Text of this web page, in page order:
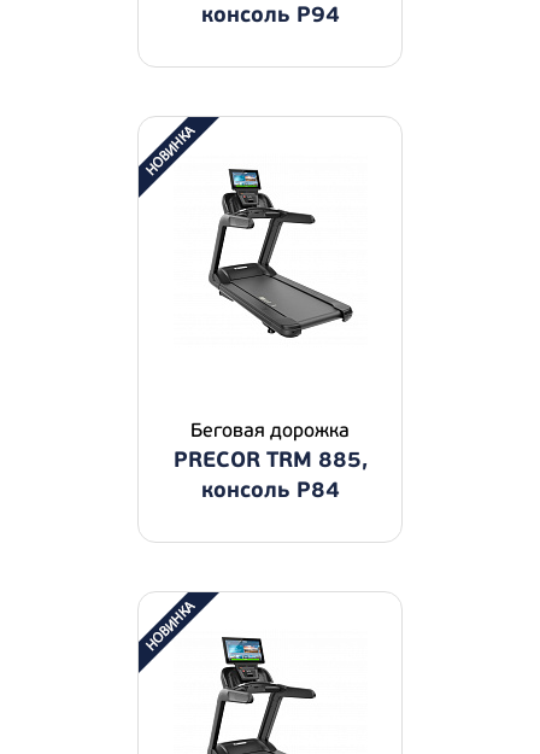
консоль P94
Беговая дорожка
PRECOR TRM 885,
консоль P84